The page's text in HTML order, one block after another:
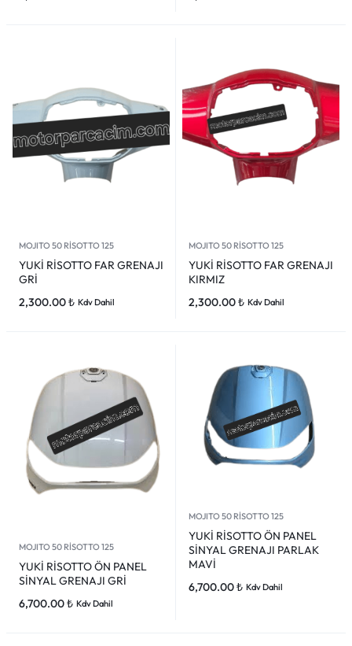
MOJITO 50 RİSOTTO 125
YUKİ RİSOTTO FAR GRENAJI
GRİ
2,300.00₺ Kdv Dahil
MOJITO 50 RİSOTTO 125
YUKİ RİSOTTO FAR GRENAJI
KIRMIZ
2,300.00₺ Kdv Dahil
MOJITO 50 RİSOTTO 125
YUKİ RİSOTTO ÖN PANEL
SİNYAL GRENAJI GRİ
6,700.00₺ Kdv Dahil
MOJITO 50 RİSOTTO 125
YUKİ RİSOTTO ÖN PANEL
SİNYAL GRENAJI PARLAK
MAVİ
6,700.00₺ Kdv Dahil